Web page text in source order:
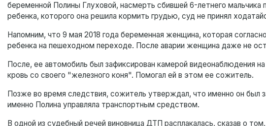
беременной Полины Глуховой, насмерть сбившей 6-летнего
ребенка, которого она решила кормить грудью, суд не принял
Напомним, что 9 мая 2018 года беременная женщина, которая
ребенка на пешеходном переходе. После аварии женщина даже не
После, ее автомобиль был зафиксирован камерой видеонаблюдения
кровь со своего "железного коня". Помогал ей в этом ее сожитель.
Позже во время следствия, сожитель утверждал, что именно он был
именно Полина управляла транспортным средством.
В одной из судебный речей виновница ДТП расплакалась, сказав о